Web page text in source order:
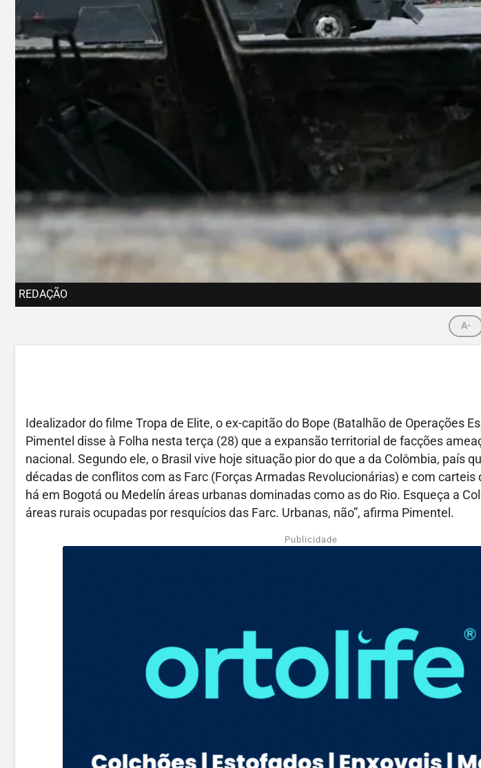
REDAÇÃO
A-
Idealizador do filme Tropa de Elite, o ex-capitão do Bope (Batalhão de Operações
Pimentel disse à Folha nesta terça (28) que a expansão territorial de facções
nacional. Segundo ele, o Brasil vive hoje situação pior do que a da Colômbia, país
décadas de conflitos com as Farc (Forças Armadas Revolucionárias) e com carteis
há em Bogotá ou Medelín áreas urbanas dominadas como as do Rio. Esqueça a
áreas rurais ocupadas por resquícios das Farc. Urbanas, não”, afirma Pimentel.
Publicidade